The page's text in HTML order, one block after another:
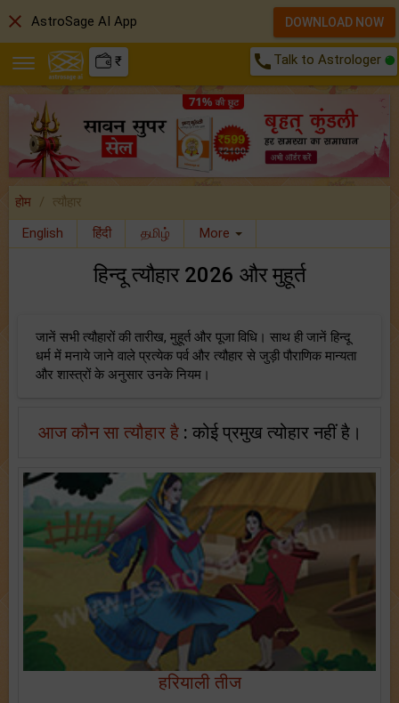
₹ call Talk to Astrologer
होम
त्यौहार
English
हिंदी தமிழ் More
हिन्दू त्यौहार 2026 और मुहूर्त
जानें सभी त्यौहारों की तारीख, मुहूर्त और पूजा विधि। साथ ही जानें हिन्दू
धर्म में मनाये जाने वाले प्रत्येक पर्व और त्यौहार से जुड़ी पौराणिक मान्यता
और शास्त्रों के अनुसार उनके नियम।
आज कौन सा त्यौहार है : कोई प्रमुख त्योहार नहीं है।
हरियाली तीज
close AstroSage AI App DOWNLOAD NOW